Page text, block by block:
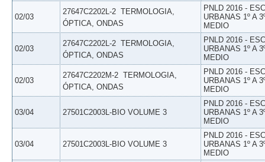
02/03
27647C2202L-2  TERMOLOGIA,
ÓPTICA, ONDAS
PNLD 2016 -
URBANAS 1º A
MEDIO
02/03
27647C2202L-2  TERMOLOGIA,
ÓPTICA, ONDAS
PNLD 2016 -
URBANAS 1º A
MEDIO
02/03
27647C2202M-2  TERMOLOGIA,
ÓPTICA, ONDAS
PNLD 2016 -
URBANAS 1º A
MEDIO
03/04 27501C2003L-BIO VOLUME 3
PNLD 2016 -
URBANAS 1º A
MEDIO
03/04 27501C2003L-BIO VOLUME 3
PNLD 2016 -
URBANAS 1º A
MEDIO